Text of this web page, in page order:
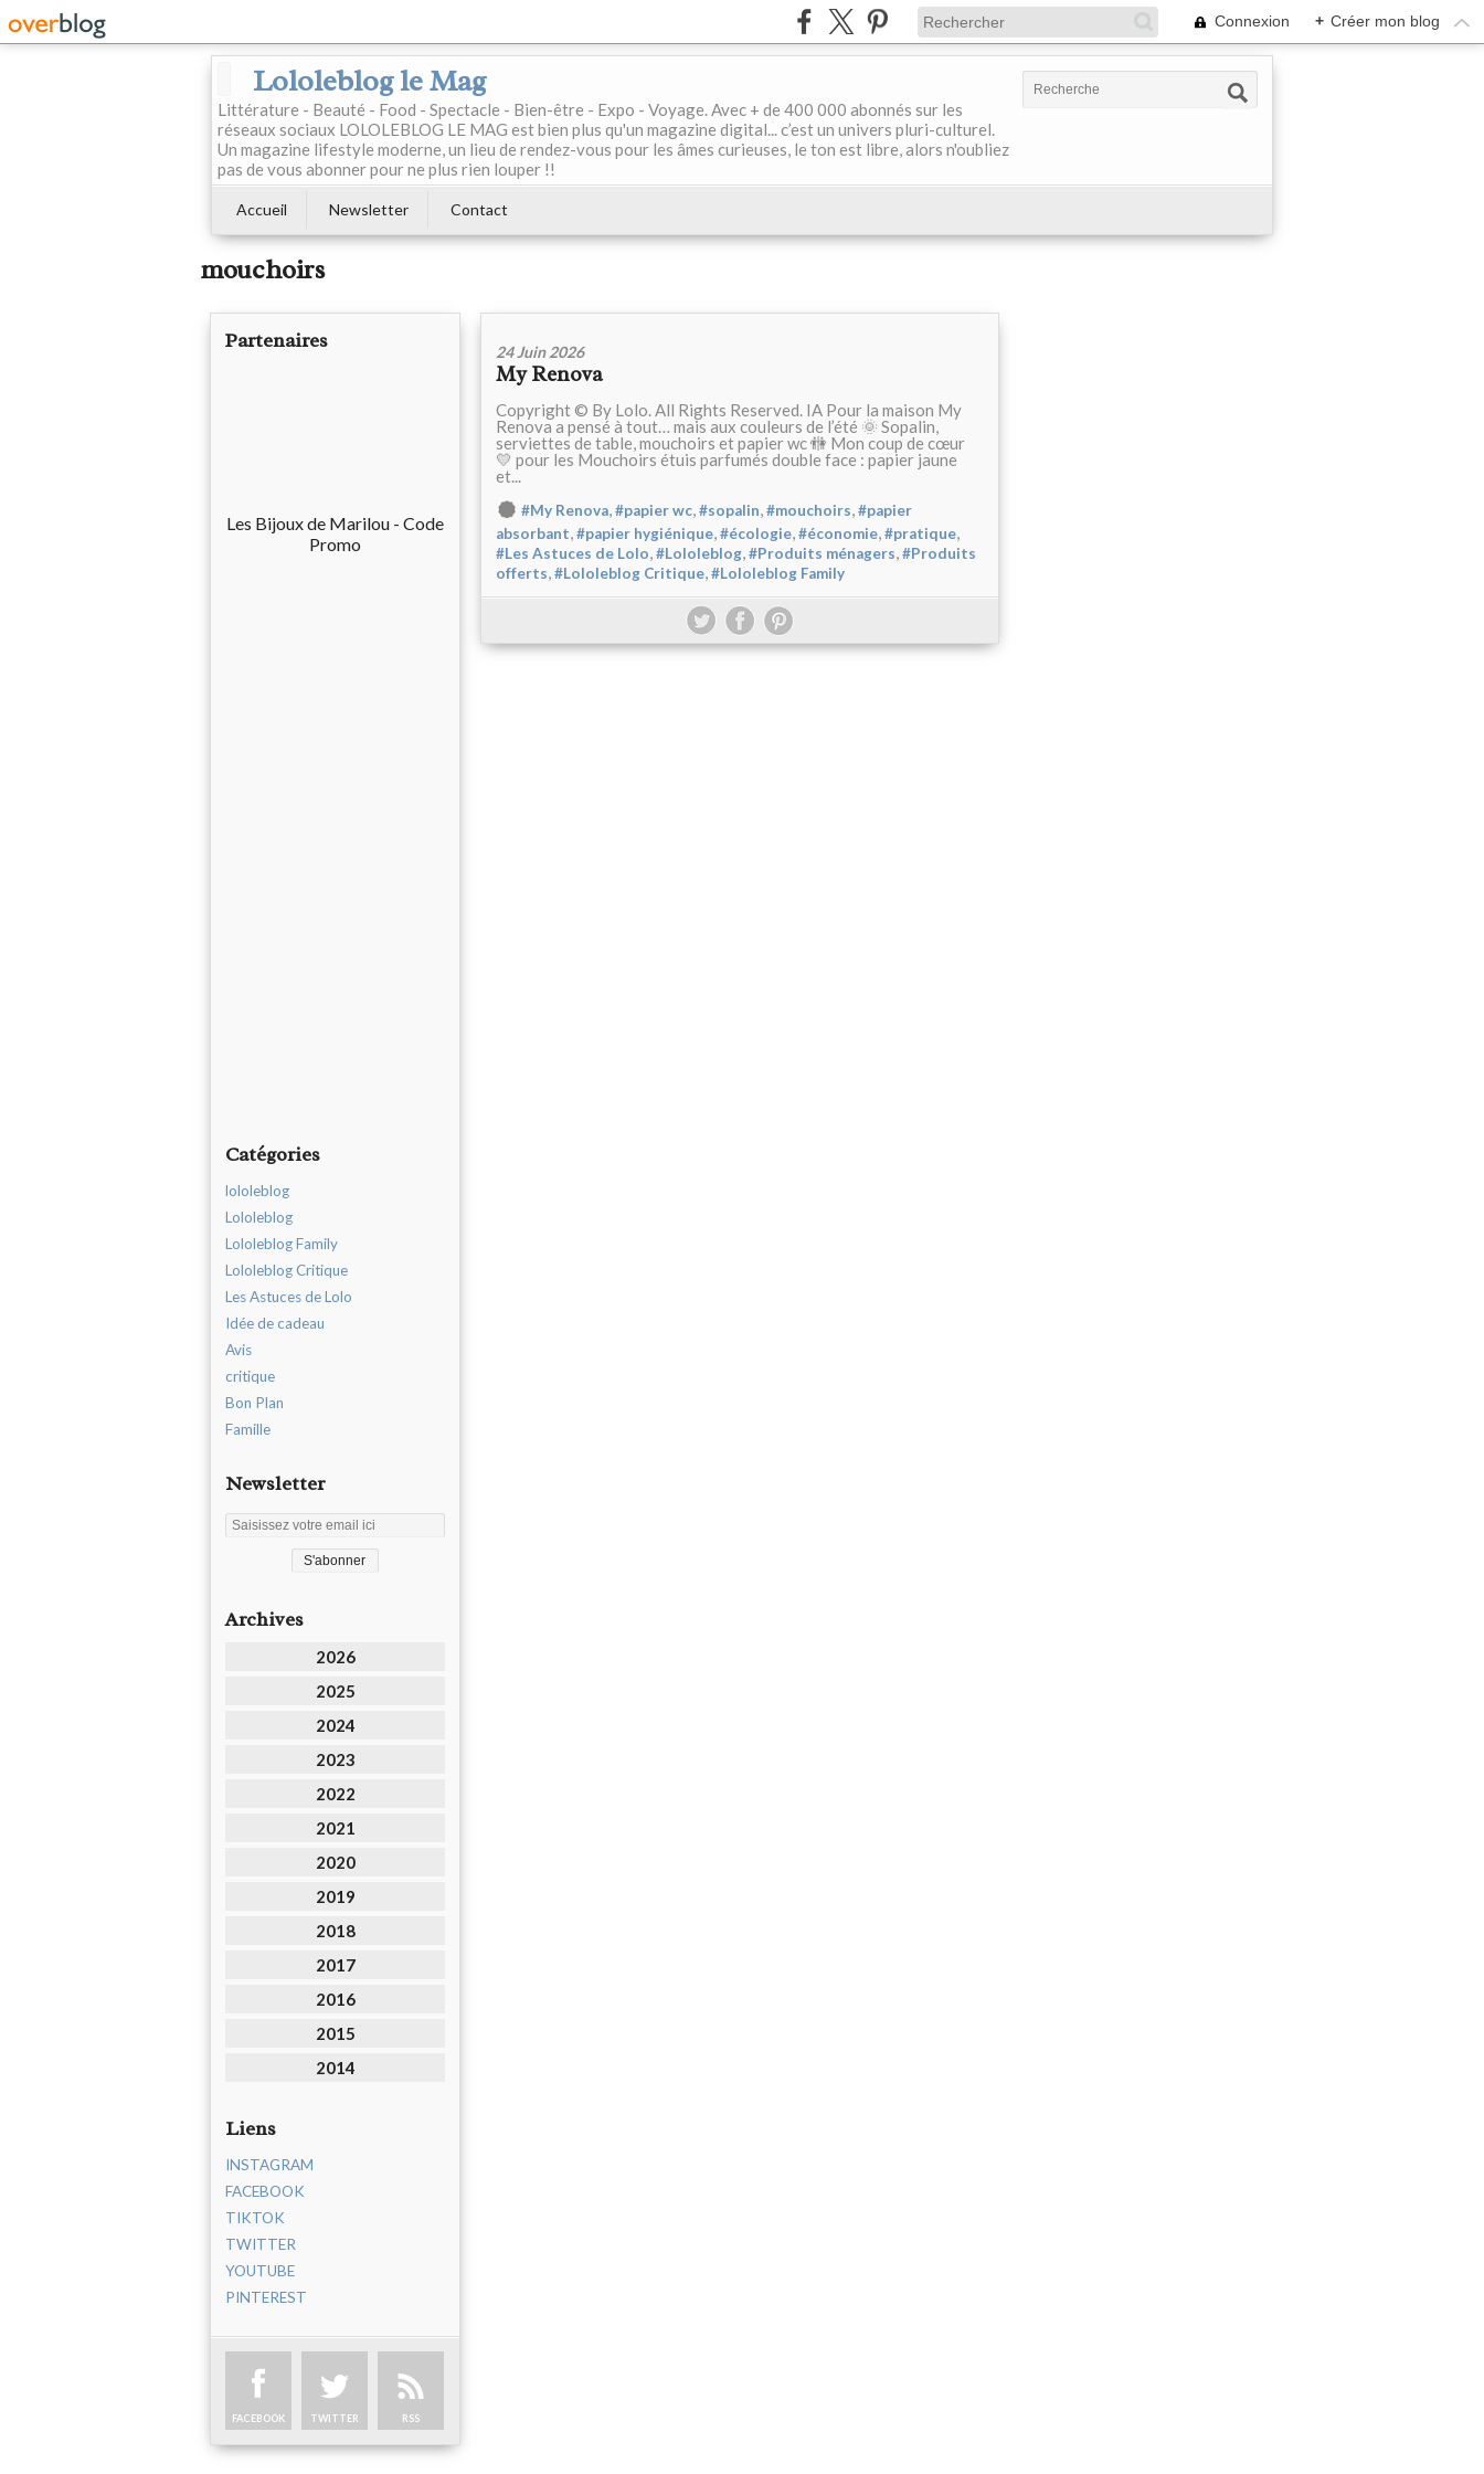
Connexion + Créer mon blog
Lololeblog le Mag
Littérature - Beauté - Food - Spectacle - Bien-être - Expo - Voyage. Avec + de 400 000 abonnés sur les
réseaux sociaux LOLOLEBLOG LE MAG est bien plus qu'un magazine digital... c’est un univers pluri-culturel.
Un magazine lifestyle moderne, un lieu de rendez-vous pour les âmes curieuses, le ton est libre, alors n'oubliez
pas de vous abonner pour ne plus rien louper !!
Accueil Newsletter Contact
mouchoirs
Partenaires
Les Bijoux de Marilou - Code
Promo
Catégories
lololeblog
Lololeblog
Lololeblog Family
Lololeblog Critique
Les Astuces de Lolo
Idée de cadeau
Avis
critique
Bon Plan
Famille
Newsletter
Archives
2026
2025
2024
2023
2022
2021
2020
2019
2018
2017
2016
2015
2014
Liens
INSTAGRAM
FACEBOOK
TIKTOK
TWITTER
YOUTUBE
PINTEREST
FACEBOOK TWITTER RSS
24 Juin 2026
My Renova
Copyright © By Lolo. All Rights Reserved. IA Pour la maison My
Renova a pensé à tout… mais aux couleurs de l’été 🌞 Sopalin,
serviettes de table, mouchoirs et papier wc 🚻 Mon coup de cœur
💛 pour les Mouchoirs étuis parfumés double face : papier jaune
et...
#My Renova,#papier wc,#sopalin,#mouchoirs,#papier
absorbant,#papier hygiénique,#écologie,#économie,#pratique,
#Les Astuces de Lolo,#Lololeblog,#Produits ménagers,#Produits
offerts,#Lololeblog Critique,#Lololeblog Family